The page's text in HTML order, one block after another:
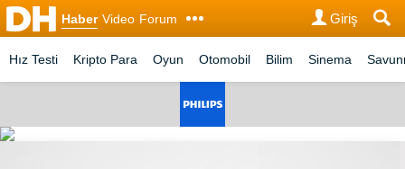
Haber Video Forum Giriş
Hız Testi Kripto Para Oyun Otomobil Bilim Sinema